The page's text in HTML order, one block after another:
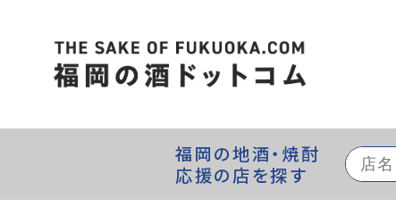
福岡の地酒・焼酎
応援の店を探す